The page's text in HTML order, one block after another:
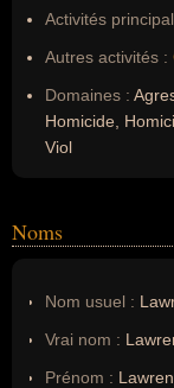
Activités
Autres activités :
Domaines :
Homicide,
Viol
Noms
Nom usuel :
Vrai nom :
Prénom :